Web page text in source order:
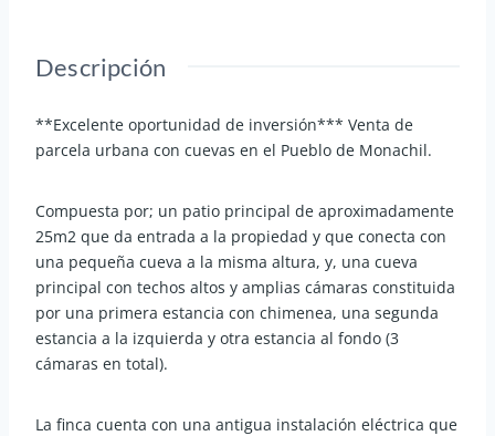
Descripción
**Excelente oportunidad de inversión*** Venta de
parcela urbana con cuevas en el Pueblo de Monachil.
Compuesta por; un patio principal de aproximadamente
25m2 que da entrada a la propiedad y que conecta con
una pequeña cueva a la misma altura, y, una cueva
principal con techos altos y amplias cámaras constituida
por una primera estancia con chimenea, una segunda
estancia a la izquierda y otra estancia al fondo (3
cámaras en total).
La finca cuenta con una antigua instalación eléctrica que